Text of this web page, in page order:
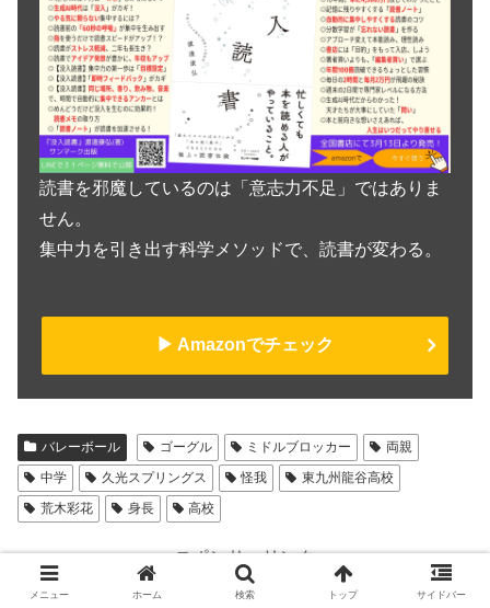
読書を邪魔しているのは「意志力不足」ではありま
せん。
集中力を引き出す科学メソッドで、読書が変わる。
▶︎ Amazonでチェック
バレーボール ゴーグル ミドルブロッカー
両親
中学
久光スプリングス 怪我
東九州龍谷高校
荒木彩花
身長 高校
スポンサーリンク
メニュー ホーム 検索 トップ サイドバー